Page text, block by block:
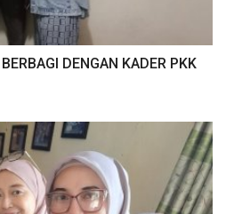
DENGAN KADER PKK